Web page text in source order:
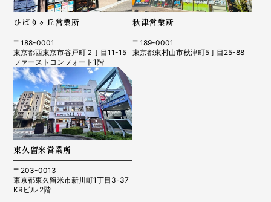
ひばりヶ丘営業所
〒188-0001
東京都西東京市谷戸町２丁目11-15
ファーストコンフォート1階
秋津営業所
〒189-0001
東京都東村山市秋津町5丁目25-88
東久留米営業所
〒203-0013
東京都東久留米市新川町1丁目3-37
KRビル 2階